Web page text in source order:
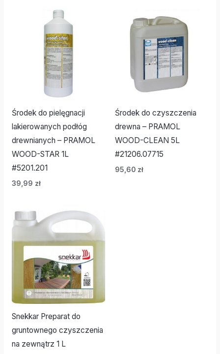
Środek do pielęgnacji
lakierowanych podłóg
drewnianych – PRAMOL
WOOD-STAR 1L
#5201.201
39,99 zł
Środek do czyszczenia
drewna – PRAMOL
WOOD-CLEAN 5L
#21206.07715
95,60 zł
Snekkar Preparat do
gruntownego czyszczenia
na zewnątrz 1 L